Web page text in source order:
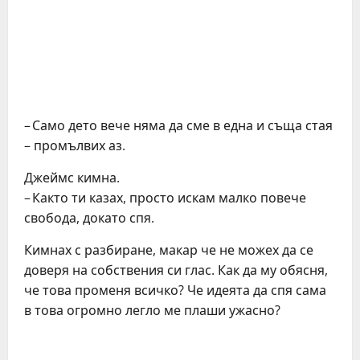
– Само дето вече няма да сме в една и съща стая
– промълвих аз.
Джеймс кимна.
– Както ти казах, просто искам малко повече
свобода, докато спя.
Кимнах с разбиране, макар че не можех да се
доверя на собствения си глас. Как да му обясня,
че това променя всичко? Че идеята да спя сама
в това огромно легло ме плаши ужасно?